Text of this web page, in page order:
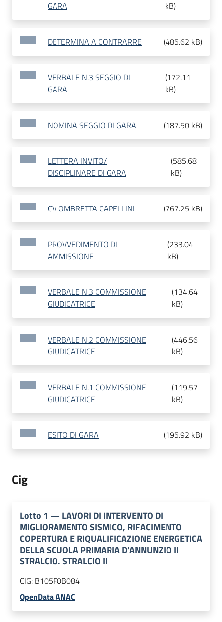
GARA
kB)
DETERMINA A CONTRARRE (485.62 kB)
VERBALE N.3 SEGGIO DI
GARA
(172.11
kB)
NOMINA SEGGIO DI GARA (187.50 kB)
LETTERA INVITO/
DISCIPLINARE DI GARA
(585.68
kB)
CV OMBRETTA CAPELLINI (767.25 kB)
PROVVEDIMENTO DI
AMMISSIONE
(233.04
kB)
VERBALE N.3 COMMISSIONE
GIUDICATRICE
(134.64
kB)
VERBALE N.2 COMMISSIONE
GIUDICATRICE
(446.56
kB)
VERBALE N.1 COMMISSIONE
GIUDICATRICE
(119.57
kB)
ESITO DI GARA (195.92 kB)
Cig
Lotto 1 — LAVORI DI INTERVENTO DI
MIGLIORAMENTO SISMICO, RIFACIMENTO
COPERTURA E RIQUALIFICAZIONE ENERGETICA
DELLA SCUOLA PRIMARIA D’ANNUNZIO II
STRALCIO. STRALCIO II
CIG: B105F0B084
OpenData ANAC